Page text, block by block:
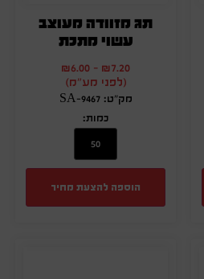
תג מזוודה מעוצב
עשוי מתכת
₪7.20
-
₪6.00
(לפני מע"מ)
מק"ט: SA-9467
כמות:
הוספה להצעת מחיר